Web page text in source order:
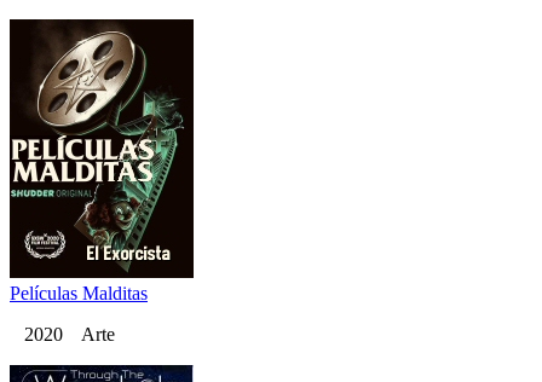
Películas Malditas
2020 Arte